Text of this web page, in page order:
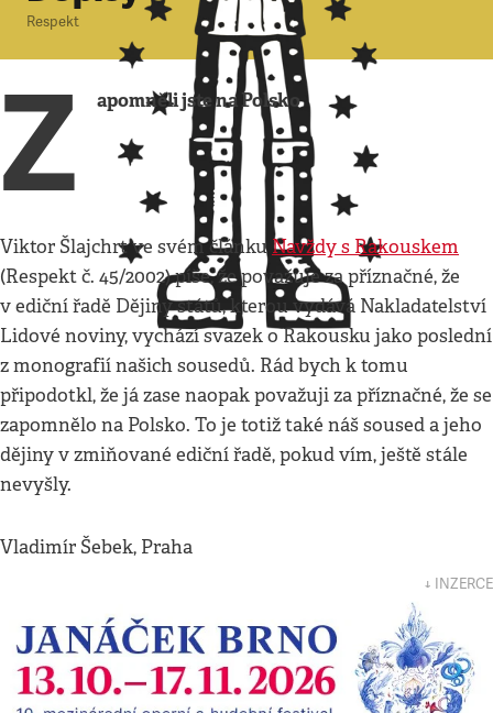
Respekt
Z apomněli jste na Polsko
Viktor Šlajchrt ve svém článku Navždy s Rakouskem
(Respekt č. 45/2002) píše, že považuje za příznačné, že
v ediční řadě Dějiny států, kterou vydává Nakladatelství
Lidové noviny, vychází svazek o Rakousku jako poslední
z monografií našich sousedů. Rád bych k tomu
připodotkl, že já zase naopak považuji za příznačné, že se
zapomnělo na Polsko. To je totiž také náš soused a jeho
dějiny v zmiňované ediční řadě, pokud vím, ještě stále
nevyšly.
Vladimír Šebek, Praha
↓ INZERCE